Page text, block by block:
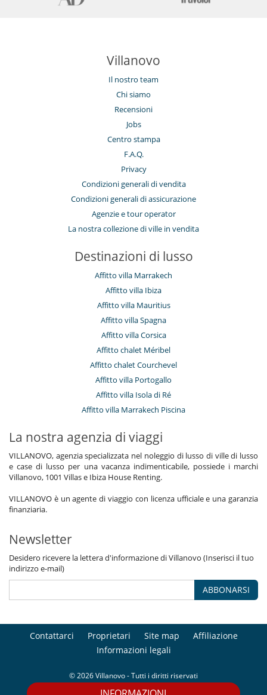
Villanovo
Il nostro team
Chi siamo
Recensioni
Jobs
Centro stampa
F.A.Q.
Privacy
Condizioni generali di vendita
Condizioni generali di assicurazione
Agenzie e tour operator
La nostra collezione di ville in vendita
Destinazioni di lusso
Affitto villa Marrakech
Affitto villa Ibiza
Affitto villa Mauritius
Affitto villa Spagna
Affitto villa Corsica
Affitto chalet Méribel
Affitto chalet Courchevel
Affitto villa Portogallo
Affitto villa Isola di Ré
Affitto villa Marrakech Piscina
La nostra agenzia di viaggi
VILLANOVO, agenzia specializzata nel noleggio di lusso di ville di lusso
e case di lusso per una vacanza indimenticabile, possiede i marchi
Villanovo, 1001 Villas e Ibiza House Renting.
VILLANOVO è un agente di viaggio con licenza ufficiale e una garanzia
finanziaria.
Newsletter
Desidero ricevere la lettera d'informazione di Villanovo (Inserisci il tuo
indirizzo e-mail)
ABBONARSI
Contattarci Proprietari Site map
Affiliazione
Informazioni legali
© 2026 Villanovo - Tutti i diritti riservati